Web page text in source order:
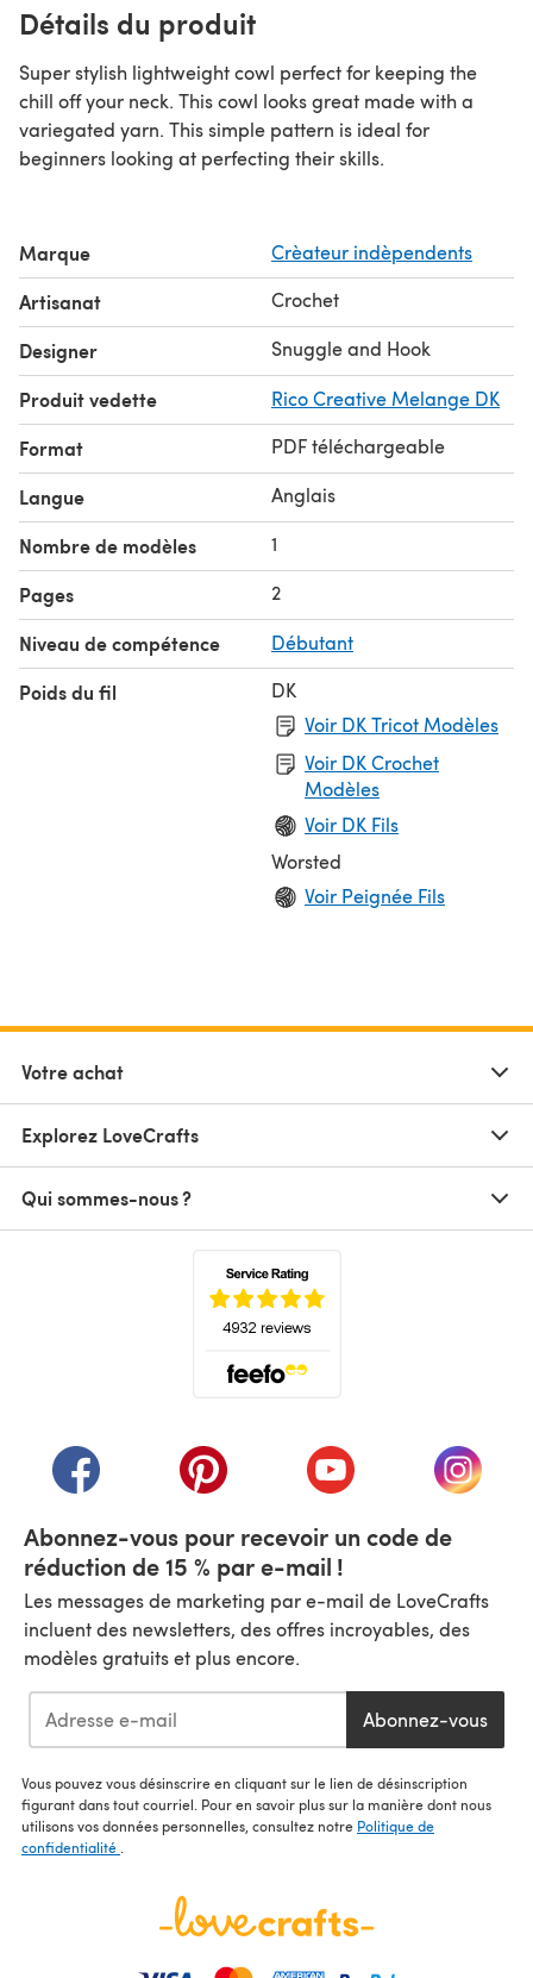
Détails du produit
Super stylish lightweight cowl perfect for keeping the
chill off your neck. This cowl looks great made with a
variegated yarn. This simple pattern is ideal for
beginners looking at perfecting their skills.
Marque Crèateur indèpendents
Artisanat Crochet
Designer Snuggle and Hook
Produit vedette Rico Creative Melange DK
Format PDF téléchargeable
Langue Anglais
Nombre de modèles 1
Pages 2
Niveau de compétence Débutant
Poids du fil
DK
Voir DK Tricot Modèles
Voir DK Crochet
Modèles
Voir DK Fils
Worsted
Voir Peignée Fils
Votre achat
Explorez LoveCrafts
Qui sommes-nous ?
(s'ouvre dans un nouvel onglet)
(s'ouvre dans un nouvel onglet)
(s'ouvre dans un(s'ouvre
Abonnez-vous pour recevoir un code de
réduction de 15 % par e-mail !
Les messages de marketing par e-mail de LoveCrafts
incluent des newsletters, des offres incroyables, des
modèles gratuits et plus encore.
Abonnez-vous
Vous pouvez vous désinscrire en cliquant sur le lien de désinscription
figurant dans tout courriel. Pour en savoir plus sur la manière dont nous
utilisons vos données personnelles, consultez notre Politique de
confidentialité